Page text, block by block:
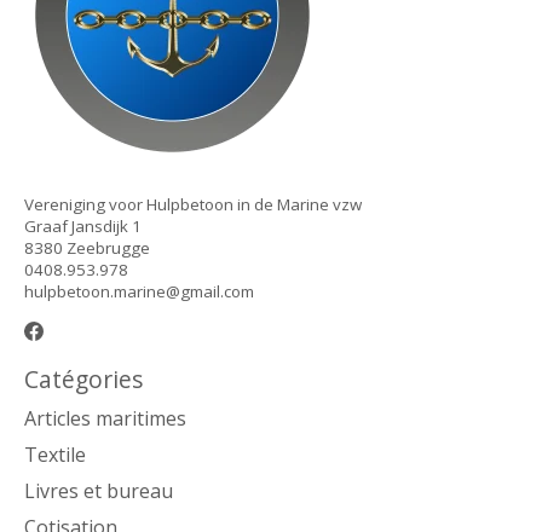
Vereniging voor Hulpbetoon in de Marine vzw
Graaf Jansdijk 1
8380 Zeebrugge
0408.953.978
hulpbetoon.marine@gmail.com
Catégories
Articles maritimes
Textile
Livres et bureau